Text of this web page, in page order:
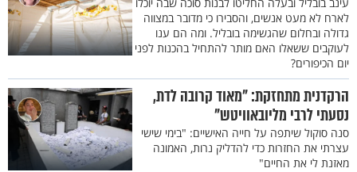
לארח לא מעט אנשים, והסבירו כי מדובר במצווה
גדולה ובחלום שהגשימה בובליל. ומה הם ענו
לעוקבים ששאלו האם מותר להתחיל בהכנות לפני
יום הכיפורים?
הרקדנית מתחזקת: "מאוד קרובה לדת,
נסעתי לרבי מליובאוויטש"
סנה סוקול שיתפה על חייה האישיים: "בימי שישי
עצרתי את החזרות כדי להדליק נרות, האמונה
מאזנת לי את החיים"